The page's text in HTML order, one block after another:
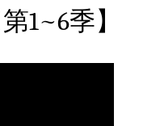
1~6季】